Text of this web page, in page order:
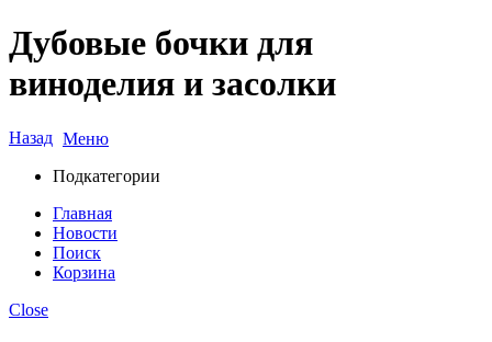
Дубовые бочки для
виноделия и засолки
Назад Меню
Подкатегории
Главная
Новости
Поиск
Корзина
Close